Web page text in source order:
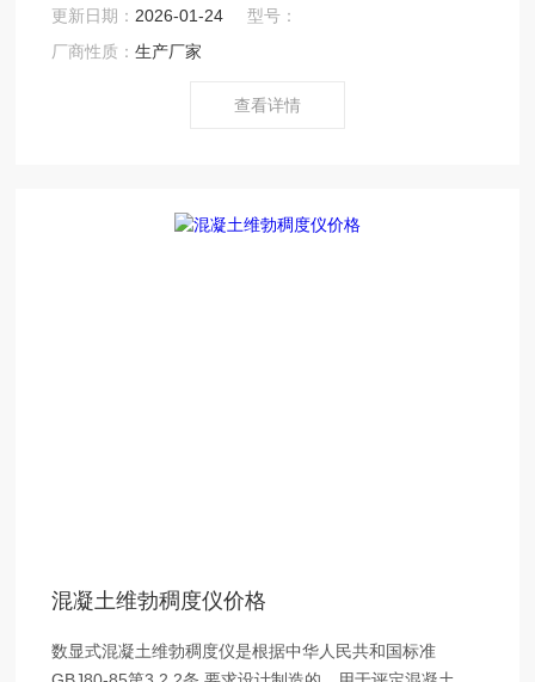
土拌和物性能试验方法》、JG 3043等标准中关于混凝土
拌和物维勃稠度试验的有关规定。
更新日期： 2026-01-24
型号：
厂商性质：生产厂家
查看详情
混凝土维勃稠度仪价格
数显式混凝土维勃稠度仪是根据中华人民共和国标准